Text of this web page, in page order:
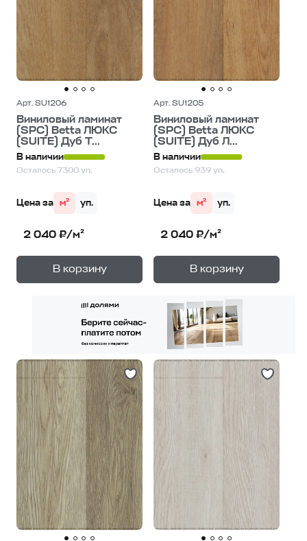
Арт. SU1206
Виниловый ламинат
(SPC) Betta ЛЮКС
(SUITE) Дуб Т...
В наличии
Осталось 7300 уп.
Цена за м² уп.
2 040 ₽/м²
В корзину
— 1уп.
Арт. SU1205
Виниловый ламинат
(SPC) Betta ЛЮКС
(SUITE) Дуб Л...
В наличии
Осталось 939 уп.
Цена за м² уп.
2 040 ₽/м²
В корзину
— 1уп.